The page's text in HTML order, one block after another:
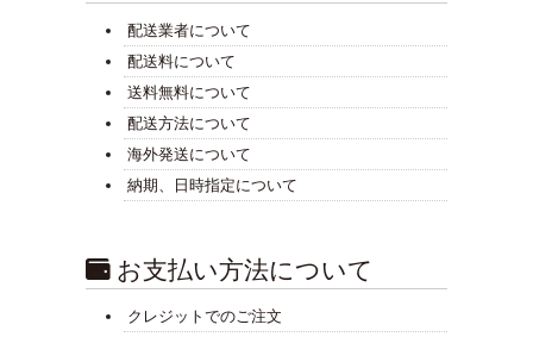
配送業者について
配送料について
送料無料について
配送方法について
海外発送について
納期、日時指定について
お支払い方法について
クレジットでのご注文